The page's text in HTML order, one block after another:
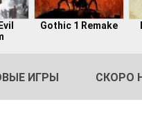
Gothic 1 Remake
ИГРЫ СКОРО